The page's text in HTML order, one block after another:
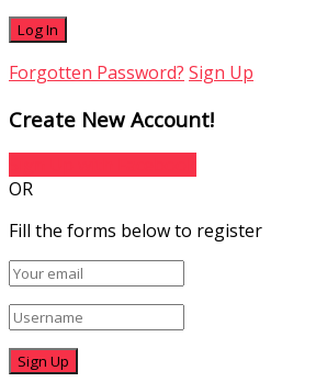
Forgotten Password? Sign Up
Create New Account!
OR
Fill the forms below to register